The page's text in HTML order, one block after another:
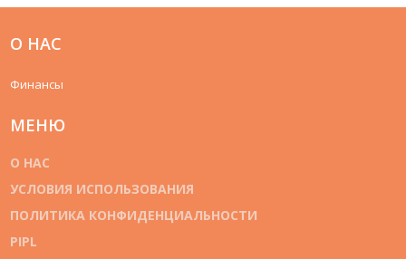
О НАС
Финансы
МЕНЮ
О НАС
УСЛОВИЯ ИСПОЛЬЗОВАНИЯ
ПОЛИТИКА КОНФИДЕНЦИАЛЬНОСТИ
PIPL